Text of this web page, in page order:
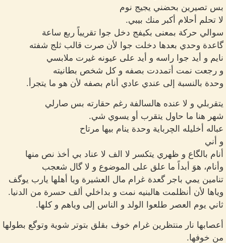
بس تصيرين بحضني يجيج نوم
لا تحلم أحلام أكبر منك بيبي.
سوالي حركة بمعنى بكيفج دخل جوا تقريباً ربع ساعة
گاعدة وحدي بعدها دخلت جوا لأن صرت قالب ثلج شفته
نايم و أيد جوا راسه و أيد على عيونه غيرت ملابسي
و رجعت نمت أتمددت بصفه و كل شخص بطانيته
وحدة بالنسبة إلى عندي عادي أنام بصفه لأن هو ما يتجرأ.
يتقربلي و لا عنده هالسالفة رغم حقارته بس صارلي
شهر هنا ما حاول يتقرب أو يسوي شي.
عباله أخليله الچرباية وحدة ينام بيها مرتاح
و أني
أنام بالگاع و ظهري يتكسر لا الف لا عناد بي أخذ نص منها
وأنام، هوَ أبداً ما علق على الموضوع و لا گال شعجب
تنامين يمي باجر گعدة غرام مال العشيرة ويا أهلها يارب يوگف
وياها لأن أنظلمت هالبنيه نمت و بداخلي ألف حسرة من الدنيا.
ثاني يوم العصر طلعوا الولد و الناس إلى وياهم و كلها.
أعصابها نار منتظرين غرام خوف بقلق بتوتر شوية وتوگع بطولها
من خوفها.